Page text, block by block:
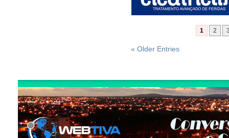
1 2
« Older Entries